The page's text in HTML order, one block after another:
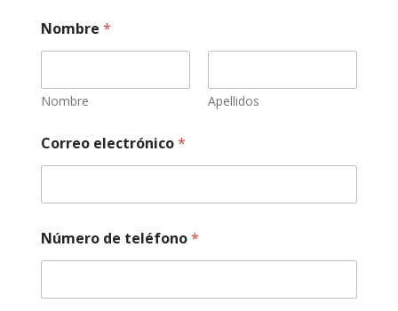
Nombre *
Nombre Apellidos
Correo electrónico*
Número de teléfono*